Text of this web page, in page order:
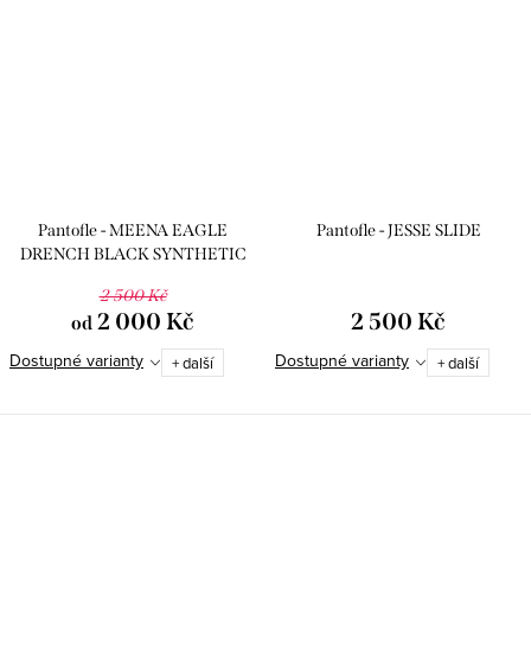
Pantofle - MEENA EAGLE
DRENCH BLACK SYNTHETIC
2 500 Kč
od 2 000 Kč
Dostupné varianty + další
Pantofle - JESSE SLIDE
2 500 Kč
Dostupné varianty + další